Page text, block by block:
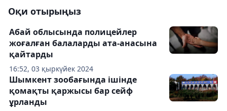
Оқи отырыңыз
16:52, 03 қыркүйек 2024
Абай облысында полицейлер
жоғалған балаларды ата-анасына
қайтарды
Шымкент зообағында ішінде
қомақты қаржысы бар сейф
ұрланды